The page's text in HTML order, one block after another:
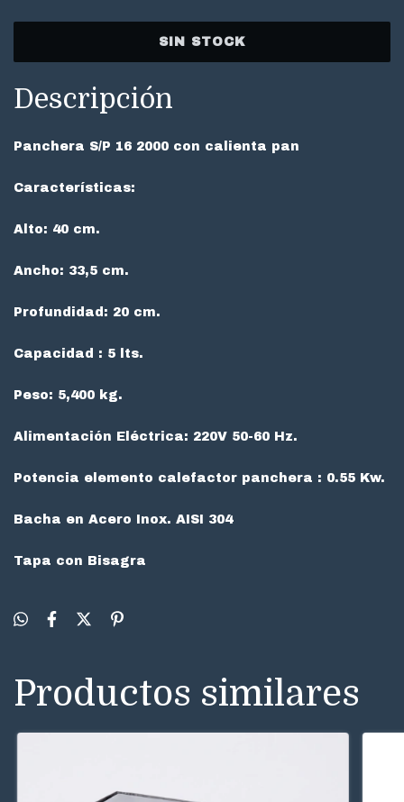
Descripción
Panchera S/P 16 2000 con calienta pan
Características:
Alto: 40 cm.
Ancho: 33,5 cm.
Profundidad: 20 cm.
Capacidad : 5 lts.
Peso: 5,400 kg.
Alimentación Eléctrica: 220V 50-60 Hz.
Potencia elemento calefactor panchera : 0.55 Kw.
Bacha en Acero Inox. AISI 304
Tapa con Bisagra
Productos similares